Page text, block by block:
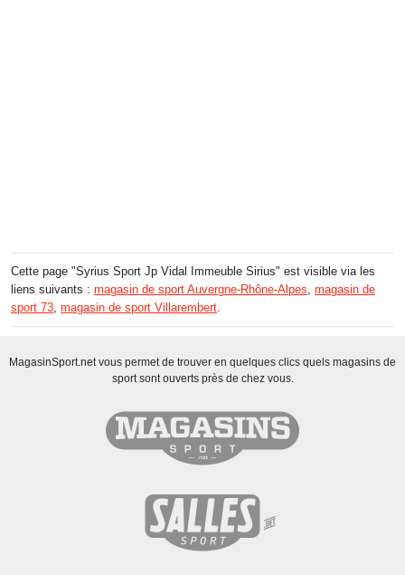
Cette page "Syrius Sport Jp Vidal Immeuble Sirius" est visible via les
liens suivants : magasin de sport Auvergne-Rhône-Alpes magasin de
sport 73 magasin de sport Villarembert
MagasinSport.net vous permet de trouver en quelques clics quels magasins de
sport sont ouverts près de chez vous.